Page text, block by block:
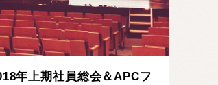
年上期社員総会＆APCフ